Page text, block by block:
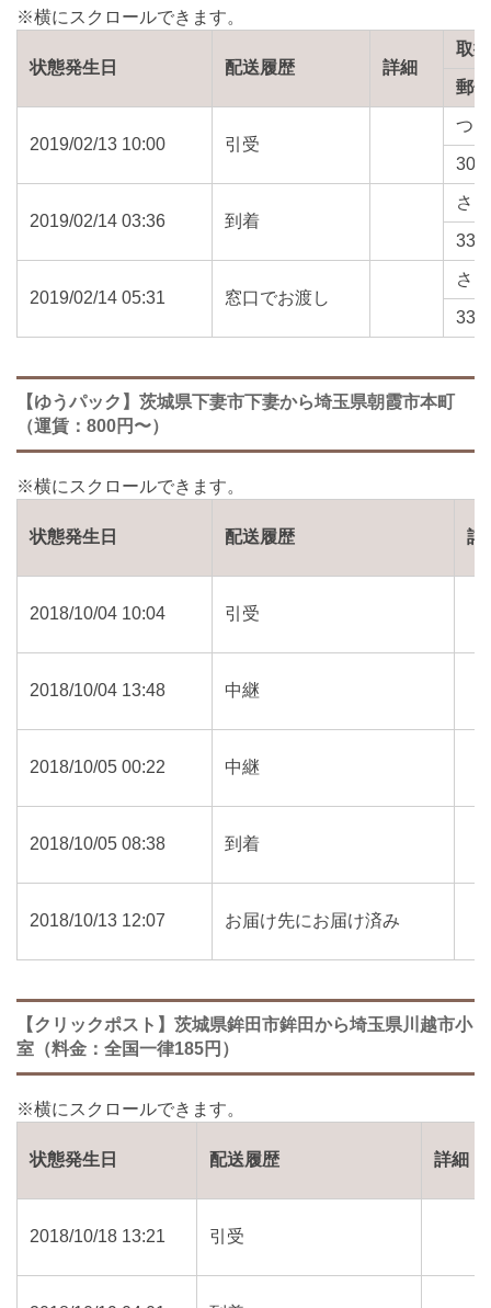
状態発生日 配送履歴 詳細
取
郵
2019/02/13 10:00 引受
つ
2019/02/14 03:36 到着
さ
2019/02/14 05:31 窓口でお渡し
さ
【ゆうパック】茨城県下妻市下妻から埼玉県朝霞市本町
（運賃：800円〜）
状態発生日 配送履歴 詳
2018/10/04 10:04 引受
2018/10/04 13:48 中継
2018/10/05 00:22 中継
2018/10/05 08:38 到着
2018/10/13 12:07 お届け先にお届け済み
【クリックポスト】茨城県鉾田市鉾田から埼玉県川越市小
室（料金：全国一律185円）
状態発生日 配送履歴 詳細
2018/10/18 13:21 引受